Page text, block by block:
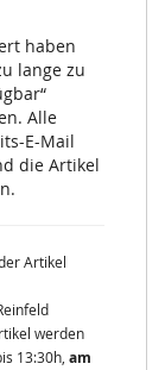
haben
lange zu
Alle
E-Mail
die Artikel
Artikel
werden
13:30h, am